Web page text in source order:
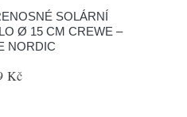
SOLÁRNÍ
Ø 15 CM CREWE –
NORDIC
Kč